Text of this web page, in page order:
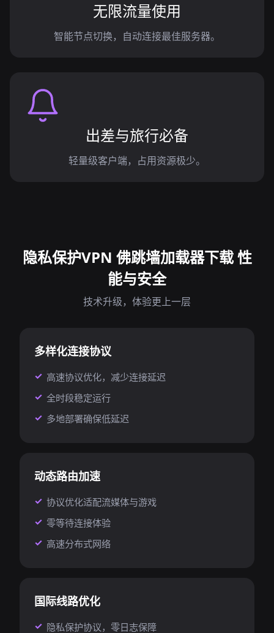
无限流量使用
智能节点切换，自动连接最佳服务器。
出差与旅行必备
轻量级客户端，占用资源极少。
隐私保护VPN 佛跳墙加载器下载 性
能与安全
技术升级，体验更上一层
多样化连接协议
高速协议优化，减少连接延迟
全时段稳定运行
多地部署确保低延迟
动态路由加速
协议优化适配流媒体与游戏
零等待连接体验
高速分布式网络
国际线路优化
隐私保护协议，零日志保障